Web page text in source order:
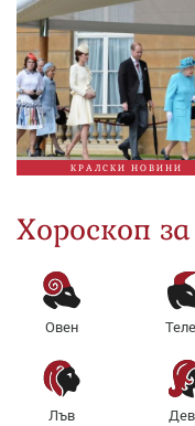
КРАЛСКИ НОВИНИ
Хороскоп
Овен
Лъв